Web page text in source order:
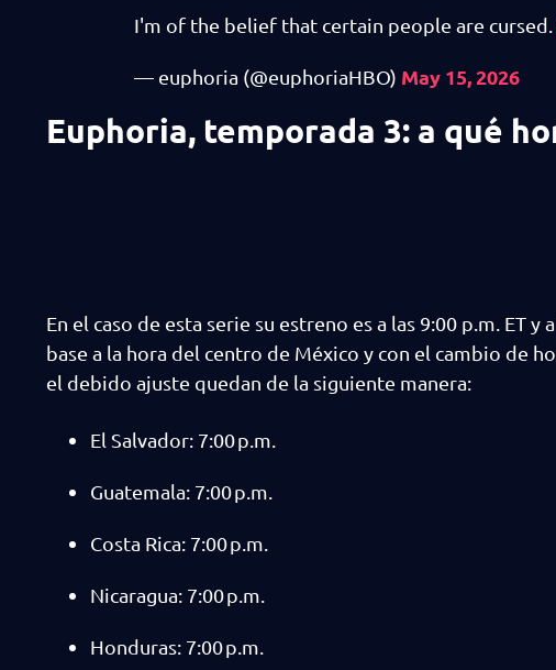
I'm of the belief that certain people are cursed.
— euphoria (@euphoriaHBO) May 15, 2026
Euphoria, temporada 3: a qué
En el caso de esta serie su estreno es a las 9:00 p.m. ET
base a la hora del centro de México y con el cambio de
el debido ajuste quedan de la siguiente manera:
El Salvador: 7:00 p.m.
Guatemala: 7:00 p.m.
Costa Rica: 7:00 p.m.
Nicaragua: 7:00 p.m.
Honduras: 7:00 p.m.